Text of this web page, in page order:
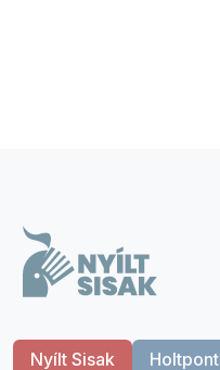
Nyílt Sisak Holtpont